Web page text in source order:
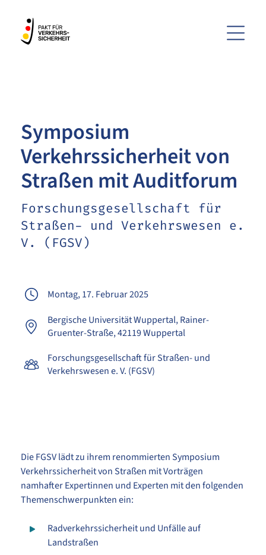
Menü
Symposium
Verkehrssicherheit von
Straßen mit Auditforum
Forschungsgesellschaft für
Straßen- und Verkehrswesen e.
V. (FGSV)
Montag, 17. Februar 2025
Bergische Universität Wuppertal Rainer-
Gruenter-Straße 42119 Wuppertal
Forschungsgesellschaft für Straßen- und
Verkehrswesen e. V. (FGSV)
Die FGSV lädt zu ihrem renommierten Symposium
Verkehrssicherheit von Straßen mit Vorträgen
namhafter Expertinnen und Experten mit den folgenden
Themenschwerpunkten ein:
Radverkehrssicherheit und Unfälle auf
Landstraßen